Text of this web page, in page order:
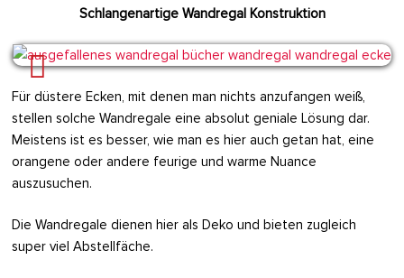
Schlangenartige Wandregal Konstruktion
Für düstere Ecken, mit denen man nichts anzufangen weiß,
stellen solche Wandregale eine absolut geniale Lösung dar.
Meistens ist es besser, wie man es hier auch getan hat, eine
orangene oder andere feurige und warme Nuance
auszusuchen.
Die Wandregale dienen hier als Deko und bieten zugleich
super viel Abstellfäche.